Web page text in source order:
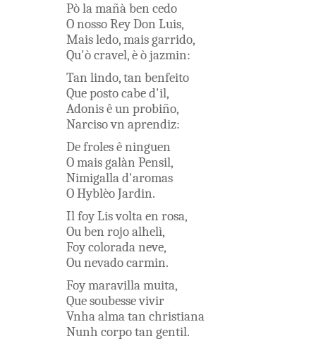
Pò lamañàben cedo
OnossoReyDon Luis,
Maisledo,maisgarrido,
Qu'òcravel,èòjazmin:
Tan lindo,tan benfeito
Quepostocabed'il,
Adonisêun probiño,
Narcisovn aprendiz:
Defrolesêninguen
Omaisgalàn Pensil,
Nimigallad'aromas
OHyblèoJardin.
IlfoyLisvoltaen rosa,
Ouben rojoalhelì,
Foycoloradaneve,
Ounevadocarmin.
Foymaravillamuita,
Quesoubessevivir
Vnhaalmatan christiana
Nunh corpotan gentil.